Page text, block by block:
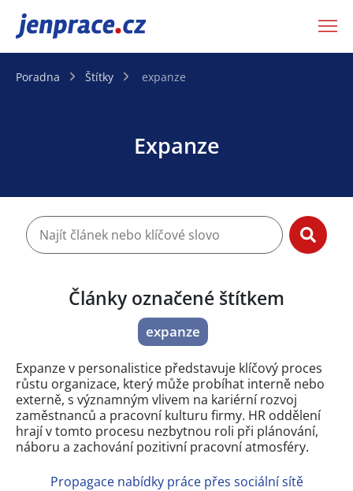
JenPráce.cz
Poradna Štítky expanze
Expanze
Články označené štítkem
expanze
Expanze v personalistice představuje klíčový proces
růstu organizace, který může probíhat interně nebo
externě, s významným vlivem na kariérní rozvoj
zaměstnanců a pracovní kulturu firmy. HR oddělení
hrají v tomto procesu nezbytnou roli při plánování,
náboru a zachování pozitivní pracovní atmosféry.
Propagace nabídky práce přes sociální sítě